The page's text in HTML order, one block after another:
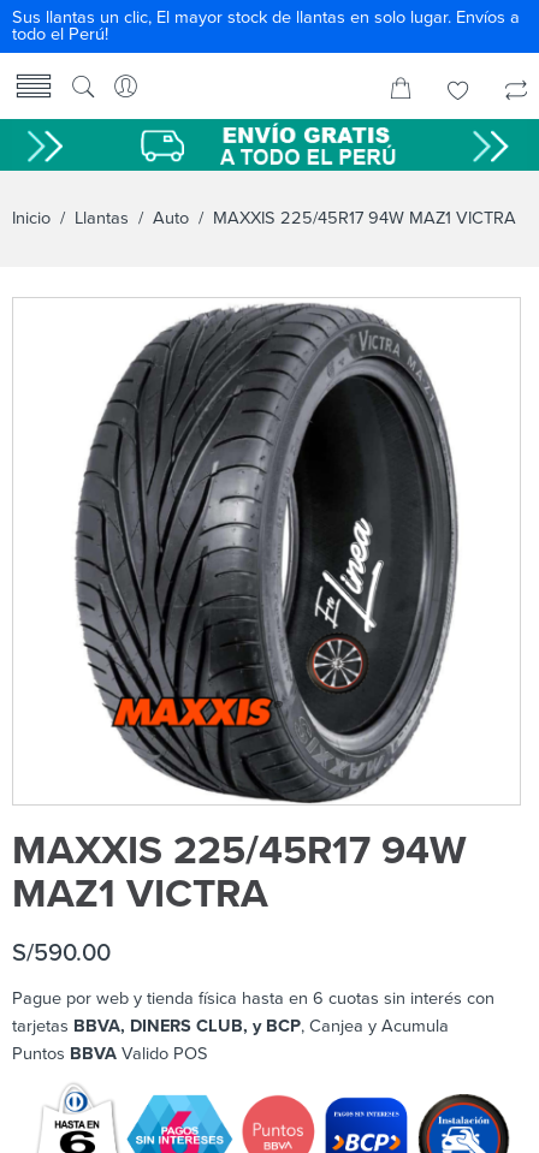
Sus llantas un clic, El mayor stock de llantas en solo lugar. Envíos a
todo el Perú!
Inicio / Llantas / Auto / MAXXIS 225/45R17 94W MAZ1 VICTRA
MAXXIS 225/45R17 94W
MAZ1 VICTRA
S/590.00
Pague por web y tienda física hasta en 6 cuotas sin interés con
tarjetas BBVA, DINERS CLUB, y BCP, Canjea y Acumula
Puntos BBVA Valido POS